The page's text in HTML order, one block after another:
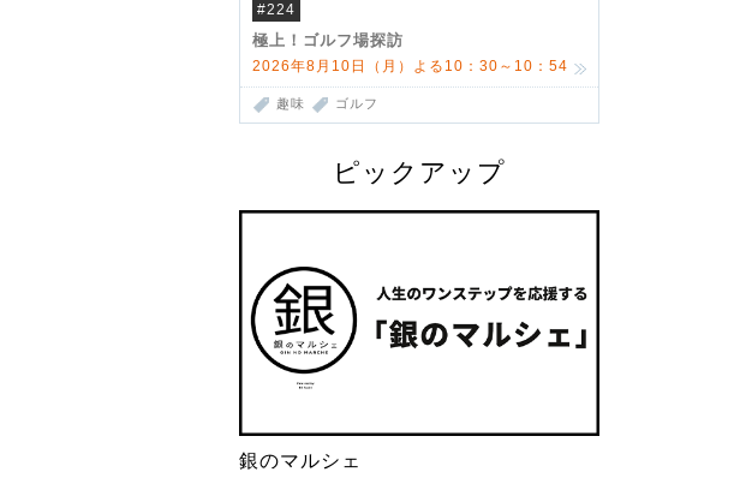
#224
極上！ゴルフ場探訪
2026年8月10日（月）よる10：30～10：54
趣味 ゴルフ
ピックアップ
銀のマルシェ